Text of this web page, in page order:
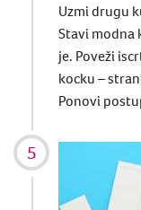
Uzmi drugu
Stavi modna
je. Poveži
kocku –
Ponovi